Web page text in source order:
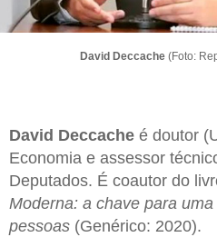
David Deccache (Foto:
David Deccache é doutor
Economia e assessor
Deputados. É coautor do
Moderna: a chave para
pessoas (Genérico: 2020).